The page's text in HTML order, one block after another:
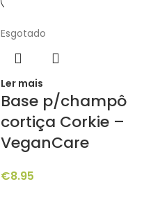
Esgotado
Ler mais
Base p/champô
cortiça Corkie –
VeganCare
€8.95